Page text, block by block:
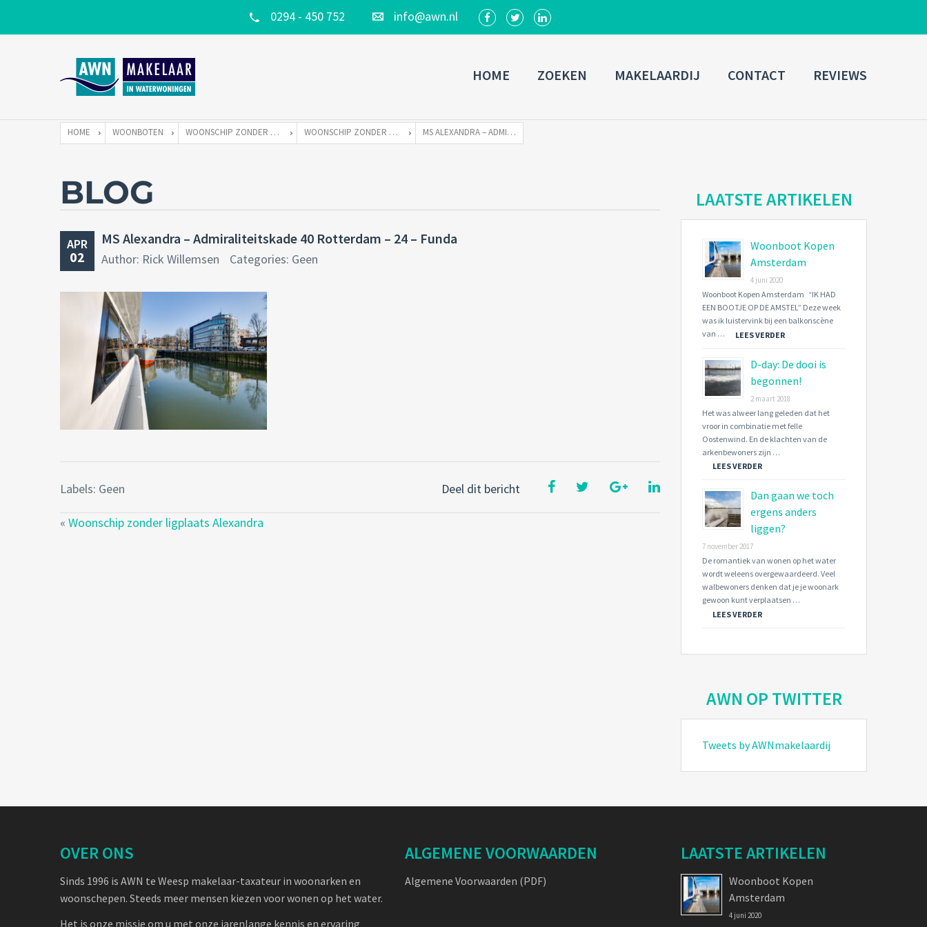
0294 - 450 752 info@awn.nl
Username
Connect with:
Forgot
password? SIGN IN
Remember me
HOME ZOEKEN MAKELAARDIJ CONTACT REVIEWS
HOME WOONBOTEN WOONSCHIP ZONDER LIGPLAATS WOONSCHIP ZONDER LIGPLAATS ALEXANDRA MS ALEXANDRA – ADMIRALITEITSKADE 40 ROTTERDAM – 24 – FUNDA
BLOG
APR
02
MS Alexandra – Admiraliteitskade 40 Rotterdam – 24 – Funda
Author: Rick Willemsen Categories: Geen
Deel dit bericht
Labels: Geen
« Woonschip zonder ligplaats Alexandra
LAATSTE ARTIKELEN
Woonboot Kopen
Amsterdam
4 juni 2020
Woonboot Kopen Amsterdam “IK HAD
EEN BOOTJE OP DE AMSTEL” Deze week
was ik luistervink bij een balkonscène
van …
LEES VERDER
D-day: De dooi is
begonnen!
2 maart 2018
Het was alweer lang geleden dat het
vroor in combinatie met felle
Oostenwind. En de klachten van de
arkenbewoners zijn …
LEES VERDER
Dan gaan we toch
ergens anders
liggen?
7 november 2017
De romantiek van wonen op het water
wordt weleens overgewaardeerd. Veel
walbewoners denken dat je je woonark
gewoon kunt verplaatsen …
LEES VERDER
AWN OP TWITTER
Tweets by AWNmakelaardij
OVER ONS
Sinds 1996 is AWN te Weesp makelaar-taxateur in woonarken en
woonschepen. Steeds meer mensen kiezen voor wonen op het water.
Het is onze missie om u met onze jarenlange kennis en ervaring
ALGEMENE VOORWAARDEN
Algemene Voorwaarden (PDF)
LAATSTE ARTIKELEN
Woonboot Kopen
Amsterdam
4 juni 2020